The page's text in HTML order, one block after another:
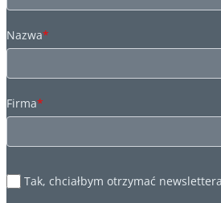
Nazwa*
Firma*
Tak, chciałbym otrzymać newslettera